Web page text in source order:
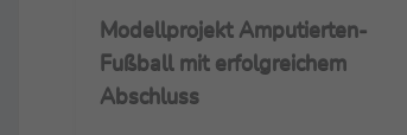
Modellprojekt Amputierten-
Fußball mit erfolgreichem
Abschluss